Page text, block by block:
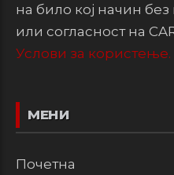
на било кој начин
или согласност на
Услови за користење.
МЕНИ
Почетна